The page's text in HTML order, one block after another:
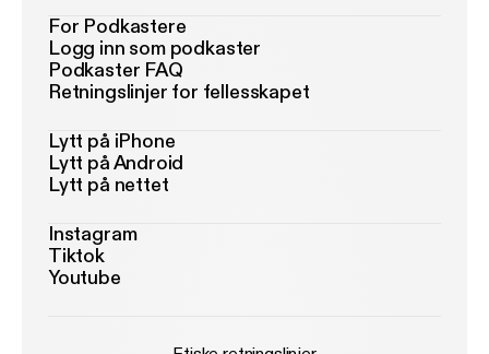
For Podkastere
Logg inn som podkaster
Podkaster FAQ
Retningslinjer for fellesskapet
Lytt på iPhone
Lytt på Android
Lytt på nettet
Instagram
Tiktok
Youtube